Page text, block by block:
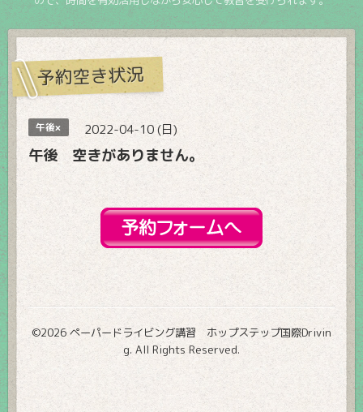
予約空き状況
午後× 2022-04-10 (日)
午後 空きがありません。
©2026 ペーパードライビング講習 ホップステップ国際Drivin
g. All Rights Reserved.